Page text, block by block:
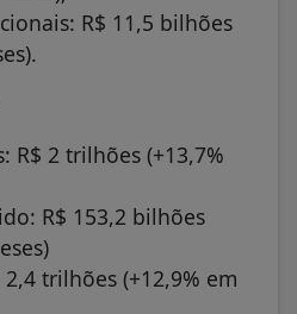
R$ 11,5 bilhões
R$ 2 trilhões (+13,7%
R$ 153,2 bilhões
trilhões (+12,9% em